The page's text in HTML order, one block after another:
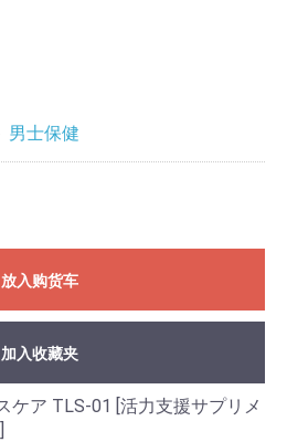
男士保健
放入购货车
加入收藏夹
ケア TLS-01 [活力支援サプリメ